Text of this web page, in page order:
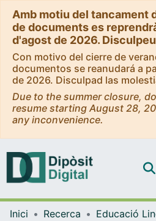
Amb motiu del tancament
de documents es
d'agost de 2026.
Con motivo del cierre de
documentos se reanudará a
de 2026. Disculpad las
Due to the summer closure,
resume starting August 28,
any inconvenience.
Inici Recerca